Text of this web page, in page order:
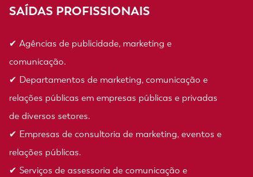
SAÍDAS PROFISSIONAIS
✔ Agências de publicidade, marketing e
comunicação.
✔ Departamentos de marketing, comunicação e
relações públicas em empresas públicas e privadas
de diversos setores.
✔ Empresas de consultoria de marketing, eventos e
relações públicas.
✔ Serviços de assessoria de comunicação e